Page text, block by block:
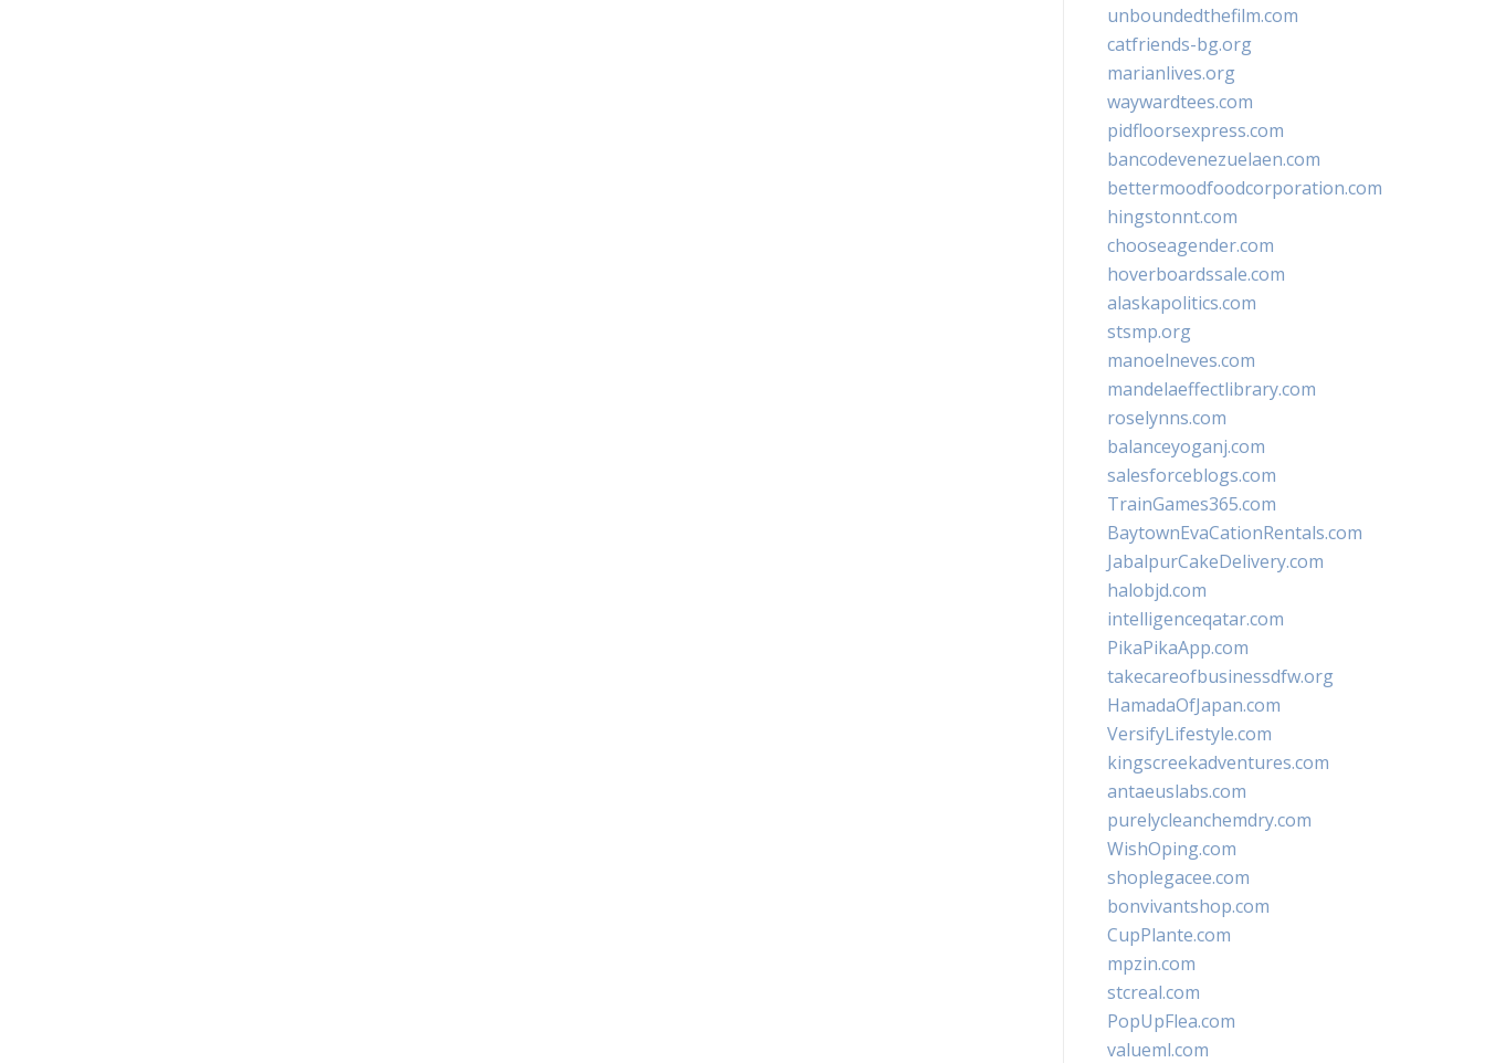
unboundedthefilm.com
catfriends-bg.org
marianlives.org
waywardtees.com
pidfloorsexpress.com
bancodevenezuelaen.com
bettermoodfoodcorporation.com
hingstonnt.com
chooseagender.com
hoverboardssale.com
alaskapolitics.com
stsmp.org
manoelneves.com
mandelaeffectlibrary.com
roselynns.com
balanceyoganj.com
salesforceblogs.com
TrainGames365.com
BaytownEvaCationRentals.com
JabalpurCakeDelivery.com
halobjd.com
intelligenceqatar.com
PikaPikaApp.com
takecareofbusinessdfw.org
HamadaOfJapan.com
VersifyLifestyle.com
kingscreekadventures.com
antaeuslabs.com
purelycleanchemdry.com
WishOping.com
shoplegacee.com
bonvivantshop.com
CupPlante.com
mpzin.com
stcreal.com
PopUpFlea.com
valueml.com